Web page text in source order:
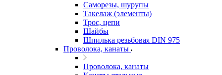
Саморезы, шурупы
Такелаж (элементы)
Трос, цепи
Шайбы
Шпилька резьбовая DIN 975
Проволока, канаты
Проволока, канаты